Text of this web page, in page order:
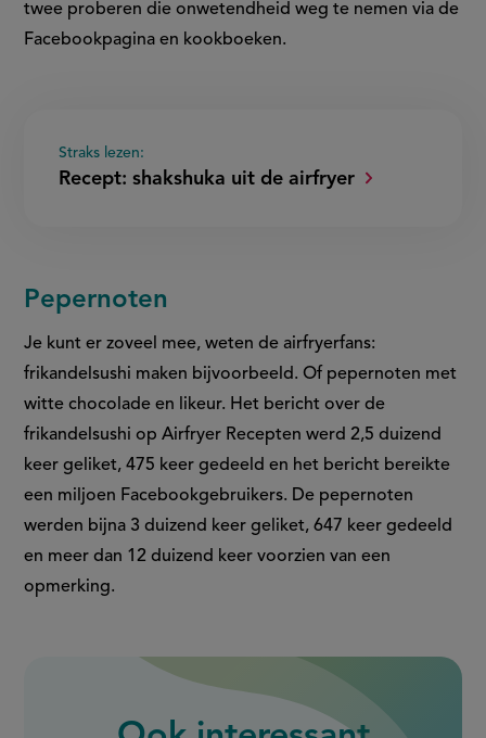
twee proberen die onwetendheid weg te nemen via de
Facebookpagina en kookboeken.
Straks lezen:
Recept: shakshuka uit de airfryer
Pepernoten
Je kunt er zoveel mee, weten de airfryerfans:
frikandelsushi maken bijvoorbeeld. Of pepernoten met
witte chocolade en likeur. Het bericht over de
frikandelsushi op Airfryer Recepten werd 2,5 duizend
keer geliket, 475 keer gedeeld en het bericht bereikte
een miljoen Facebookgebruikers. De pepernoten
werden bijna 3 duizend keer geliket, 647 keer gedeeld
en meer dan 12 duizend keer voorzien van een
opmerking.